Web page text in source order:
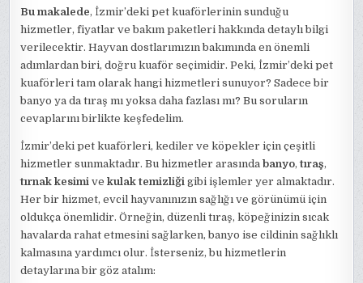
Bu makalede, İzmir’deki pet kuaförlerinin sunduğu
hizmetler, fiyatlar ve bakım paketleri hakkında detaylı bilgi
verilecektir. Hayvan dostlarımızın bakımında en önemli
adımlardan biri, doğru kuaför seçimidir. Peki, İzmir’deki pet
kuaförleri tam olarak hangi hizmetleri sunuyor? Sadece bir
banyo ya da tıraş mı yoksa daha fazlası mı? Bu soruların
cevaplarını birlikte keşfedelim.
İzmir’deki pet kuaförleri, kediler ve köpekler için çeşitli
hizmetler sunmaktadır. Bu hizmetler arasındabanyo,tıraş,
tırnak kesimi vekulak temizliği gibi işlemler yer almaktadır.
Her bir hizmet, evcil hayvanınızın sağlığı ve görünümü için
oldukça önemlidir. Örneğin, düzenli tıraş, köpeğinizin sıcak
havalarda rahat etmesini sağlarken, banyo ise cildinin sağlıklı
kalmasına yardımcı olur. İsterseniz, bu hizmetlerin
detaylarına bir göz atalım: